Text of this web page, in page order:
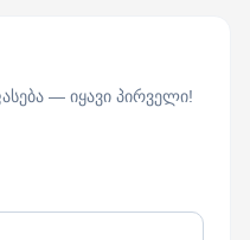
— იყავი პირველი!